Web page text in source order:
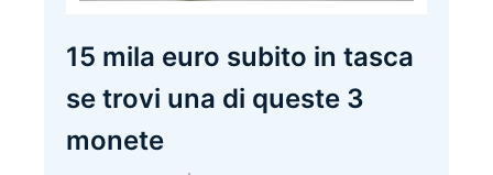
15 mila euro subito in tasca
se trovi una di queste 3
monete